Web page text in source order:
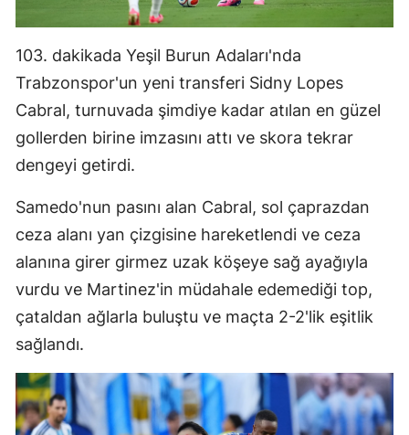
103. dakikada Yeşil Burun Adaları'nda
Trabzonspor'un yeni transferi Sidny Lopes
Cabral, turnuvada şimdiye kadar atılan en güzel
gollerden birine imzasını attı ve skora tekrar
dengeyi getirdi.
Samedo'nun pasını alan Cabral, sol çaprazdan
ceza alanı yan çizgisine hareketlendi ve ceza
alanına girer girmez uzak köşeye sağ ayağıyla
vurdu ve Martinez'in müdahale edemediği top,
çataldan ağlarla buluştu ve maçta 2-2'lik eşitlik
sağlandı.